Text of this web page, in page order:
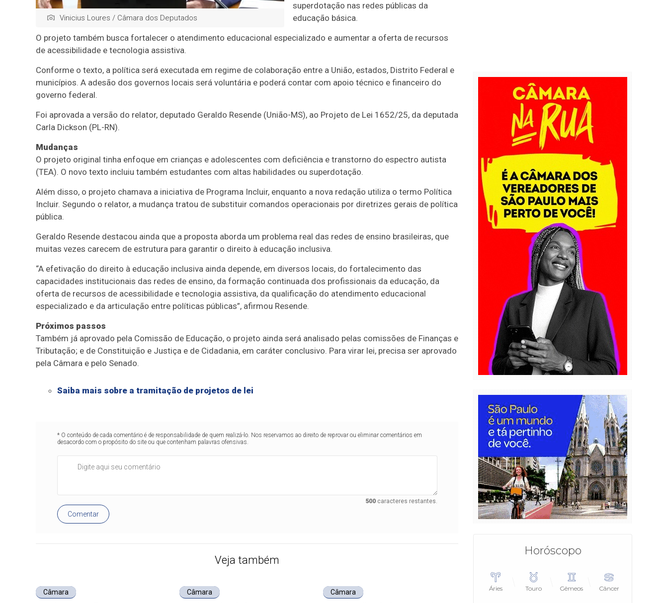
Vinicius Loures / Câmara dos Deputados
superdotação nas redes públicas da
educação básica.
O projeto também busca fortalecer o atendimento educacional especializado e aumentar a oferta de recursos
de acessibilidade e tecnologia assistiva.
Conforme o texto, a política será executada em regime de colaboração entre a União, estados, Distrito Federal e
municípios. A adesão dos governos locais será voluntária e poderá contar com apoio técnico e financeiro do
governo federal.
Foi aprovada a versão do relator, deputado Geraldo Resende (União-MS), ao Projeto de Lei 1652/25, da deputada
Carla Dickson (PL-RN).
Mudanças
O projeto original tinha enfoque em crianças e adolescentes com deficiência e transtorno do espectro autista
(TEA). O novo texto incluiu também estudantes com altas habilidades ou superdotação.
Além disso, o projeto chamava a iniciativa de Programa Incluir, enquanto a nova redação utiliza o termo Política
Incluir. Segundo o relator, a mudança tratou de substituir comandos operacionais por diretrizes gerais de política
pública.
Geraldo Resende destacou ainda que a proposta aborda um problema real das redes de ensino brasileiras, que
muitas vezes carecem de estrutura para garantir o direito à educação inclusiva.
“A efetivação do direito à educação inclusiva ainda depende, em diversos locais, do fortalecimento das
capacidades institucionais das redes de ensino, da formação continuada dos profissionais da educação, da
oferta de recursos de acessibilidade e tecnologia assistiva, da qualificação do atendimento educacional
especializado e da articulação entre políticas públicas”, afirmou Resende.
Próximos passos
Também já aprovado pela Comissão de Educação, o projeto ainda será analisado pelas comissões de Finanças e
Tributação; e de Constituição e Justiça e de Cidadania, em caráter conclusivo. Para virar lei, precisa ser aprovado
pela Câmara e pelo Senado.
Saiba mais sobre a tramitação de projetos de lei
* O conteúdo de cada comentário é de responsabilidade de quem realizá-lo. Nos reservamos ao direito de reprovar ou eliminar comentários em
desacordo com o propósito do site ou que contenham palavras ofensivas.
500caracteres restantes.
Comentar
Veja também
Câmara Câmara Câmara
Horóscopo
Áries Touro Gêmeos Câncer